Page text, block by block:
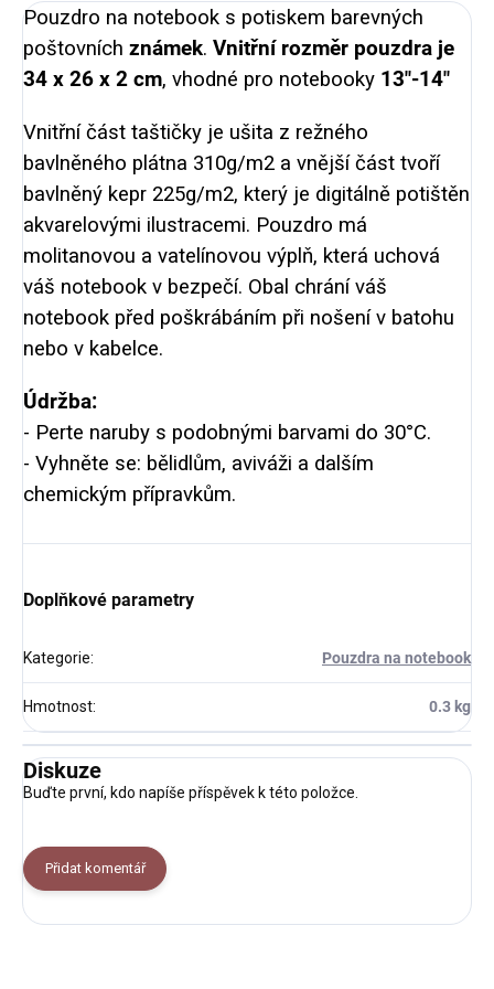
Pouzdro na notebook s potiskem barevných
poštovních známek. Vnitřní rozměr pouzdra je
34 x 26 x 2 cm, vhodné pro notebooky 13″-14″
Vnitřní část taštičky je ušita z režného
bavlněného plátna 310g/m2 a vnější část tvoří
bavlněný kepr 225g/m2, který je digitálně potištěn
akvarelovými ilustracemi. Pouzdro má
molitanovou a vatelínovou výplň, která uchová
váš notebook v bezpečí. Obal chrání váš
notebook před poškrábáním při nošení v batohu
nebo v kabelce.
Údržba:
- Perte naruby s podobnými barvami do 30°C.
- Vyhněte se: bělidlům, aviváži a dalším
chemickým přípravkům.
Doplňkové parametry
Kategorie: Pouzdra na notebook
Hmotnost: 0.3 kg
Diskuze
Buďte první, kdo napíše příspěvek k této položce.
Přidat komentář